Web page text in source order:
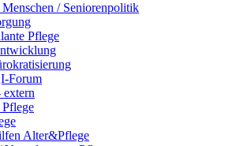
/ Seniorenpolitik
Pflege
Forum
extern
Alter&Pflege